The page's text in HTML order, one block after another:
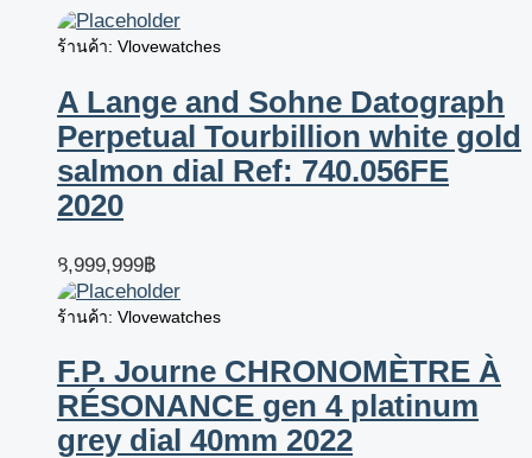
ร้านค้า: Vlovewatches
A Lange and Sohne Datograph
Perpetual Tourbillion white gold
salmon dial Ref: 740.056FE
2020
8,999,999฿
ร้านค้า: Vlovewatches
F.P. Journe CHRONOMÈTRE À
RÉSONANCE gen 4 platinum
grey dial 40mm 2022